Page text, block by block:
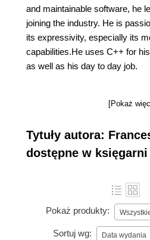
and maintainable software, he
joining the industry. He is
its expressivity, especially its
capabilities.He uses C++ for
as well as his day to day job.
[Pokaż
Tytuły autora:
dostępne w księgarni
Pokaż produkty:
Sortuj wg: Data wydania